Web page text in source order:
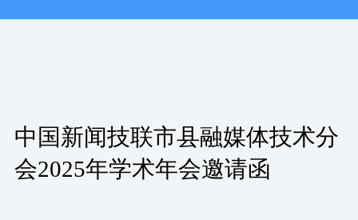
中国新闻技联市县融媒体技术分
会2025年学术年会邀请函